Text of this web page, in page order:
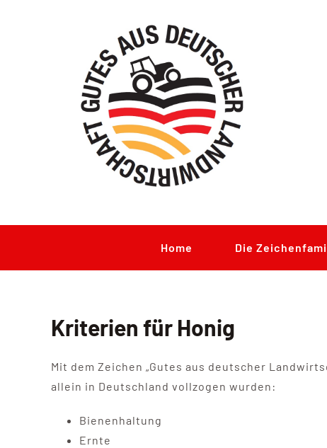
Home Die
Kriterien für Honig
Mit dem Zeichen „Gutes aus deutscher
allein in Deutschland vollzogen wurden:
Bienenhaltung
Ernte